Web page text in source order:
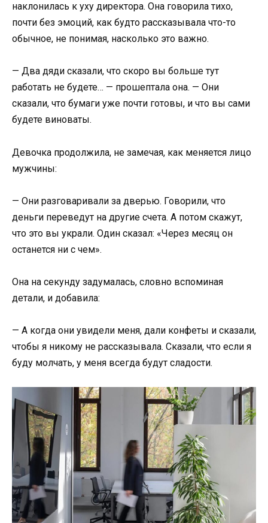
наклонилась к уху директора. Она говорила тихо,
почти без эмоций, как будто рассказывала что-то
обычное, не понимая, насколько это важно.
— Два дяди сказали, что скоро вы больше тут
работать не будете… — прошептала она. — Они
сказали, что бумаги уже почти готовы, и что вы сами
будете виноваты.
Девочка продолжила, не замечая, как меняется лицо
мужчины:
— Они разговаривали за дверью. Говорили, что
деньги переведут на другие счета. А потом скажут,
что это вы украли. Один сказал: «Через месяц он
останется ни с чем».
Она на секунду задумалась, словно вспоминая
детали, и добавила:
— А когда они увидели меня, дали конфеты и сказали,
чтобы я никому не рассказывала. Сказали, что если я
буду молчать, у меня всегда будут сладости.